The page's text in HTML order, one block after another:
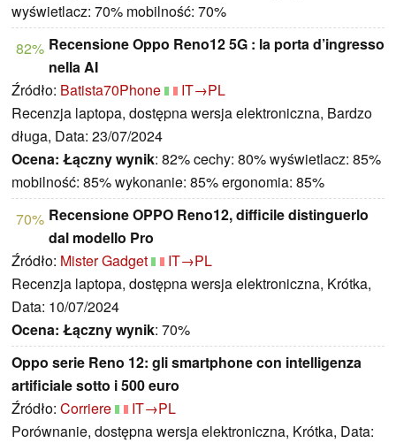
wyświetlacz: 70% mobilność: 70%
82% Recensione Oppo Reno12 5G : la porta d’ingresso
nella AI
Źródło: Batista70Phone
IT→PL
Recenzja laptopa, dostępna wersja elektroniczna, Bardzo
długa, Data: 23/07/2024
Ocena: Łączny wynik: 82% cechy: 80% wyświetlacz: 85%
mobilność: 85% wykonanie: 85% ergonomia: 85%
70% Recensione OPPO Reno12, difficile distinguerlo
dal modello Pro
Źródło: Mister Gadget
IT→PL
Recenzja laptopa, dostępna wersja elektroniczna, Krótka,
Data: 10/07/2024
Ocena: Łączny wynik: 70%
Oppo serie Reno 12: gli smartphone con intelligenza
artificiale sotto i 500 euro
Źródło: Corriere
IT→PL
Porównanie, dostępna wersja elektroniczna, Krótka, Data: